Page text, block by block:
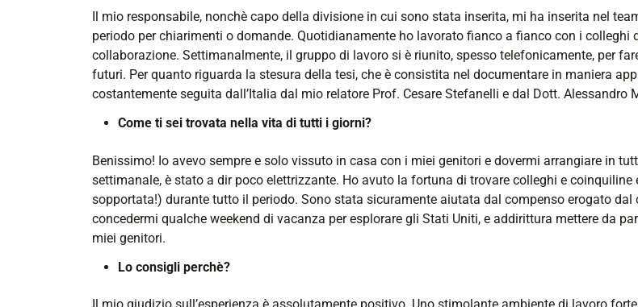
Il mio responsabile, nonchè capo della divisione in cui sono stata inserita, mi ha inserita nel
periodo per chiarimenti o domande. Quotidianamente ho lavorato fianco a fianco con i
collaborazione. Settimanalmente, il gruppo di lavoro si è riunito, spesso telefonicamente, per
futuri. Per quanto riguarda la stesura della tesi, che è consistita nel documentare in maniera
costantemente seguita dall’Italia dal mio relatore Prof. Cesare Stefanelli e dal Dott. Alessandro
Come ti sei trovata nella vita di tutti i giorni?
Benissimo! Io avevo sempre e solo vissuto in casa con i miei genitori e dovermi arrangiare in
settimanale, è stato a dir poco elettrizzante. Ho avuto la fortuna di trovare colleghi e
sopportata!) durante tutto il periodo. Sono stata sicuramente aiutata dal compenso erogato dal
concedermi qualche weekend di vacanza per esplorare gli Stati Uniti, e addirittura mettere da
miei genitori.
Lo consigli perchè?